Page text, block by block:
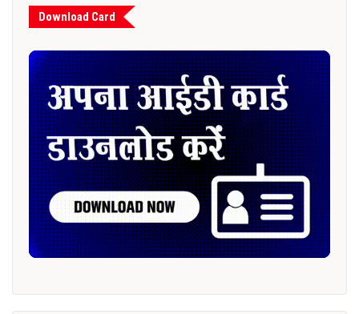
Download Card